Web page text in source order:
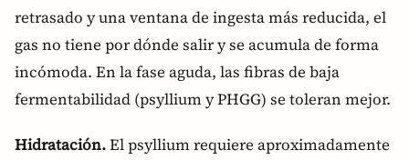
retrasado y una ventana de ingesta más reducida, el
gas no tiene por dónde salir y se acumula de forma
incómoda. En la fase aguda, las fibras de baja
fermentabilidad (psyllium y PHGG) se toleran mejor.
Hidratación.El psyllium requiere aproximadamente